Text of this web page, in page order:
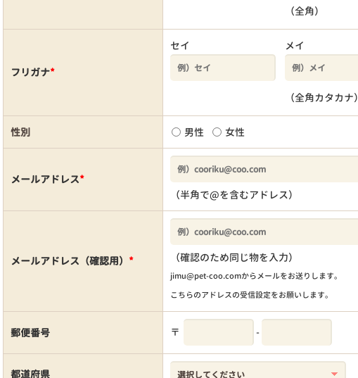
（全角）
フリガナ*
セイ メイ
（全角カタカナ）
性別 男性 女性
メールアドレス*
（半角で@を含むアドレス）
メールアドレス（確認用） * （確認のため同じ物を入力）
jimu@pet-coo.comからメールをお送りします。
こちらのアドレスの受信設定をお願いします。
郵便番号 〒 -
都道府県